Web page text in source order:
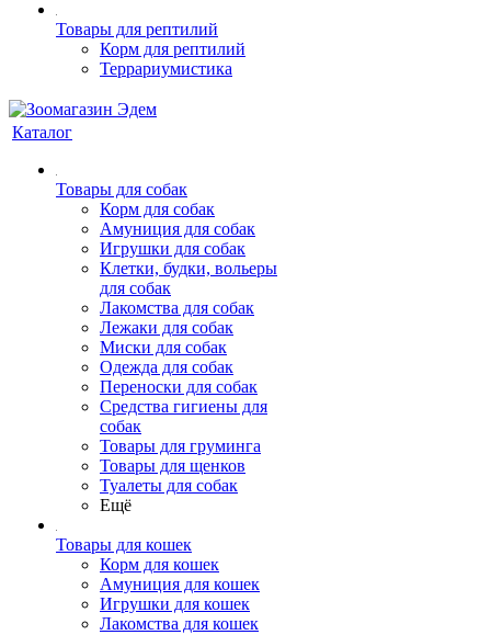
Товары для рептилий
Корм для рептилий
Террариумистика
Каталог
Товары для собак
Корм для собак
Амуниция для собак
Игрушки для собак
Клетки, будки, вольеры
для собак
Лакомства для собак
Лежаки для собак
Миски для собак
Одежда для собак
Переноски для собак
Средства гигиены для
собак
Товары для груминга
Товары для щенков
Туалеты для собак
Ещё
Товары для кошек
Корм для кошек
Амуниция для кошек
Игрушки для кошек
Лакомства для кошек